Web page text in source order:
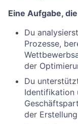
Eine Aufgabe,
Du
Prozesse,
der
Du
Identifikation
der